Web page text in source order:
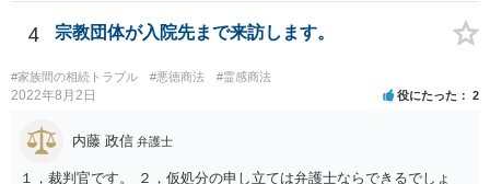
4 宗教団体が入院先まで来訪します。
#家族間の相続トラブル #悪徳商法 #霊感商法
2022年8月2日 役にたった 2
内藤 政信 弁護士
１，裁判官です。 ２，仮処分の申し立ては弁護士ならできるでしょ